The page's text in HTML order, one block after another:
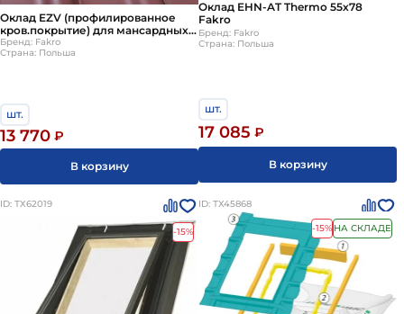
Оклад EZV (профилированное
кров.покрытие) для мансардных
окон Fakro (Факро) FTP (CH) 55х98
см
Бренд: Fakro
Страна: Польша
шт.
13 770 ₽
В корзину
Оклад EHN-AT Thermo 55х78
Fakro
Бренд: Fakro
Страна: Польша
шт.
17 085 ₽
В корзину
ID: ТХ62019
-15%
ID: ТХ45868
-15% НА СКЛАДЕ